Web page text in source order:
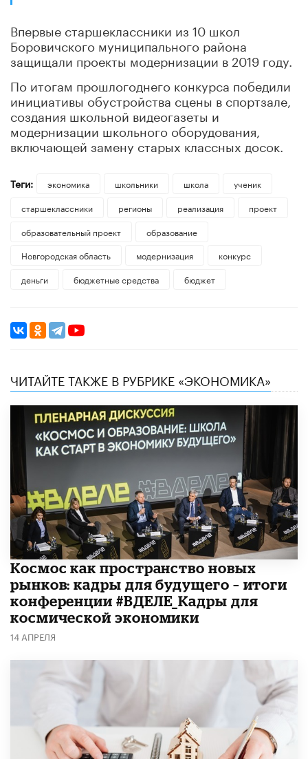
Впервые старшеклассники из 10 школ
Боровичского муниципального района
защищали проекты модернизации в 2019 году.
По итогам прошлогоднего конкурса победили
инициативы обустройства сцены в спортзале,
создания школьной видеогазеты и
модернизации школьного оборудования,
включающей замену старых классных досок.
Теги: экономика школьники школа
ученик
старшеклассники
регионы реализация
проект
образовательный проект
образование
Новгородская область
модернизация
конкурс
деньги
бюджетные средства бюджет
ЧИТАЙТЕ ТАКЖЕ В РУБРИКЕ «ЭКОНОМИКА»
Космос как пространство новых
рынков: кадры для будущего – итоги
конференции #ВДЕЛЕ_Кадры для
космической экономики
14 АПРЕЛЯ